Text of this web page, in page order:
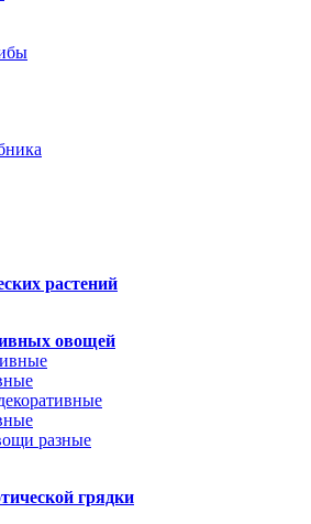
растений
овощей
разные
грядки